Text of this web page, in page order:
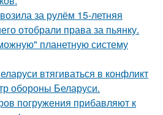
за рулём 15-летняя
отобрали права за пьянку.
планетную систему
втягиваться в конфликт
обороны Беларуси.
погружения прибавляют к